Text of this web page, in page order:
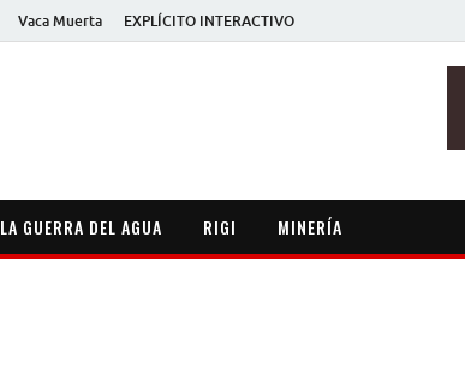
Vaca Muerta EXPLÍCITO INTERACTIVO
LA GUERRA DEL AGUA RIGI MINERÍA